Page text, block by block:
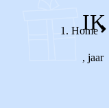
Home
IK
, jaar